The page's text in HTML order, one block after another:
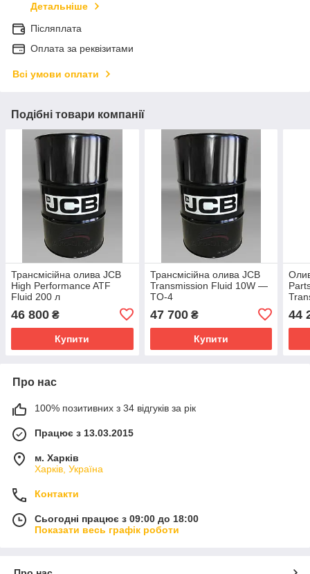
Детальніше
Післяплата
Оплата за реквізитами
Всі умови оплати
Подібні товари компанії
Трансмісійна олива JCB
High Performance ATF
Fluid 200 л
46 800 ₴
Купити
Трансмісійна олива JCB
Transmission Fluid 10W —
TO-4
47 700₴
Купити
44
Про нас
100% позитивних з 34 відгуків за рік
Працює з 13.03.2015
м. Харків
Харків, Україна
Контакти
Сьогодні працює з 09:00 до 18:00
Показати весь графік роботи